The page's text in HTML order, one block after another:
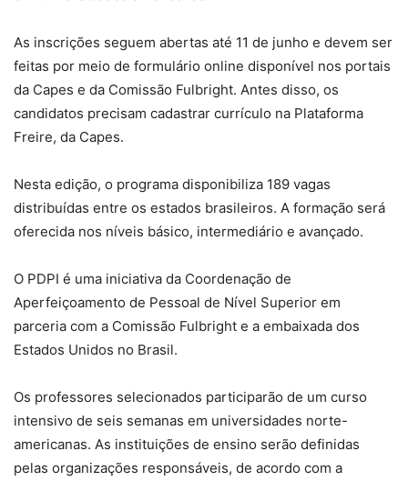
As inscrições seguem abertas até 11 de junho e devem ser
feitas por meio de formulário online disponível nos portais
da Capes e da Comissão Fulbright. Antes disso, os
candidatos precisam cadastrar currículo na Plataforma
Freire, da Capes.
Nesta edição, o programa disponibiliza 189 vagas
distribuídas entre os estados brasileiros. A formação será
oferecida nos níveis básico, intermediário e avançado.
O PDPI é uma iniciativa da Coordenação de
Aperfeiçoamento de Pessoal de Nível Superior em
parceria com a Comissão Fulbright e a embaixada dos
Estados Unidos no Brasil.
Os professores selecionados participarão de um curso
intensivo de seis semanas em universidades norte-
americanas. As instituições de ensino serão definidas
pelas organizações responsáveis, de acordo com a